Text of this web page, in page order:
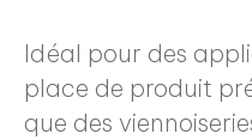
Idéal pour des
place de produit
que des